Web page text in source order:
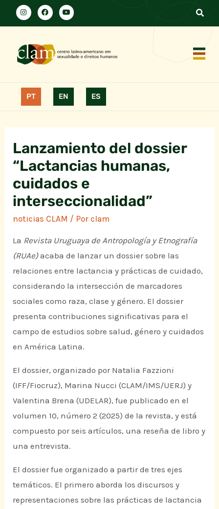
PT EN ES
Lanzamiento del dossier
“Lactancias humanas,
cuidados e
interseccionalidad”
noticias CLAM / Por clam
La Revista Uruguaya de Antropología y Etnografía
(RUAe)acaba de lanzar un dossier sobre las
relaciones entre lactancia y prácticas de cuidado,
considerando la intersección de marcadores
sociales como raza, clase y género. El dossier
presenta contribuciones significativas para el
campo de estudios sobre salud, género y cuidados
en América Latina.
El dossier, organizado por Natalia Fazzioni
(IFF/Fiocruz), Marina Nucci (CLAM/IMS/UERJ) y
Valentina Brena (UDELAR), fue publicado en el
volumen 10, número 2 (2025) de la revista, y está
compuesto por seis artículos, una reseña de libro y
una entrevista.
El dossier fue organizado a partir de tres ejes
temáticos. El primero aborda los discursos y
representaciones sobre las prácticas de lactancia